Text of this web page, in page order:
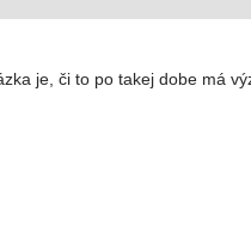
je, či to po takej dobe má